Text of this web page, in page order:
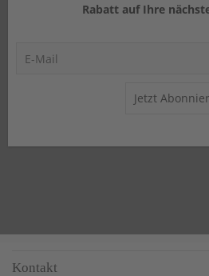
Rabatt auf Ihre
Jetzt
Kontakt